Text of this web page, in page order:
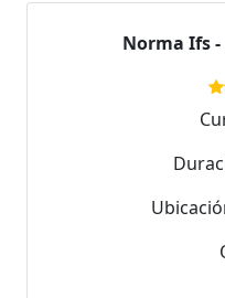
Norma Ifs -